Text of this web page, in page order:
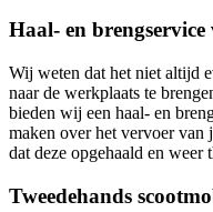
Haal- en
Wij weten dat het niet altijd
naar de werkplaats te
bieden wij een haal- en
maken over het vervoer
dat deze opgehaald en weer
Tweedehands